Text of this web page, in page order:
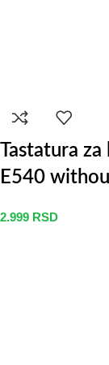
Tastatura
E540
2.999 RSD